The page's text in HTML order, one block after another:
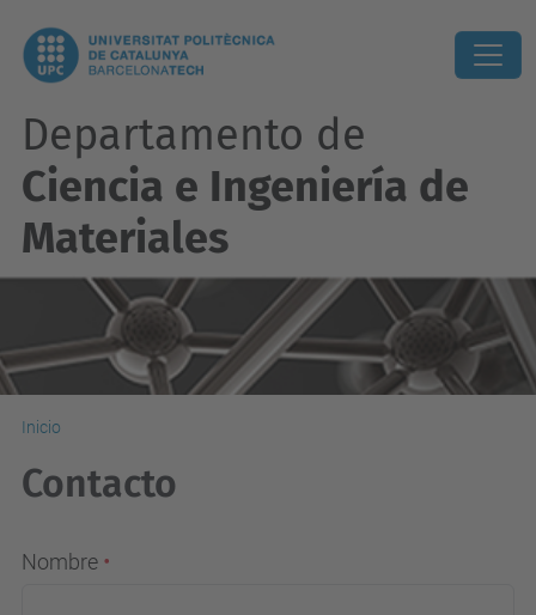
Departamento de
Ciencia e Ingeniería de
Materiales
Inicio
Contacto
Nombre